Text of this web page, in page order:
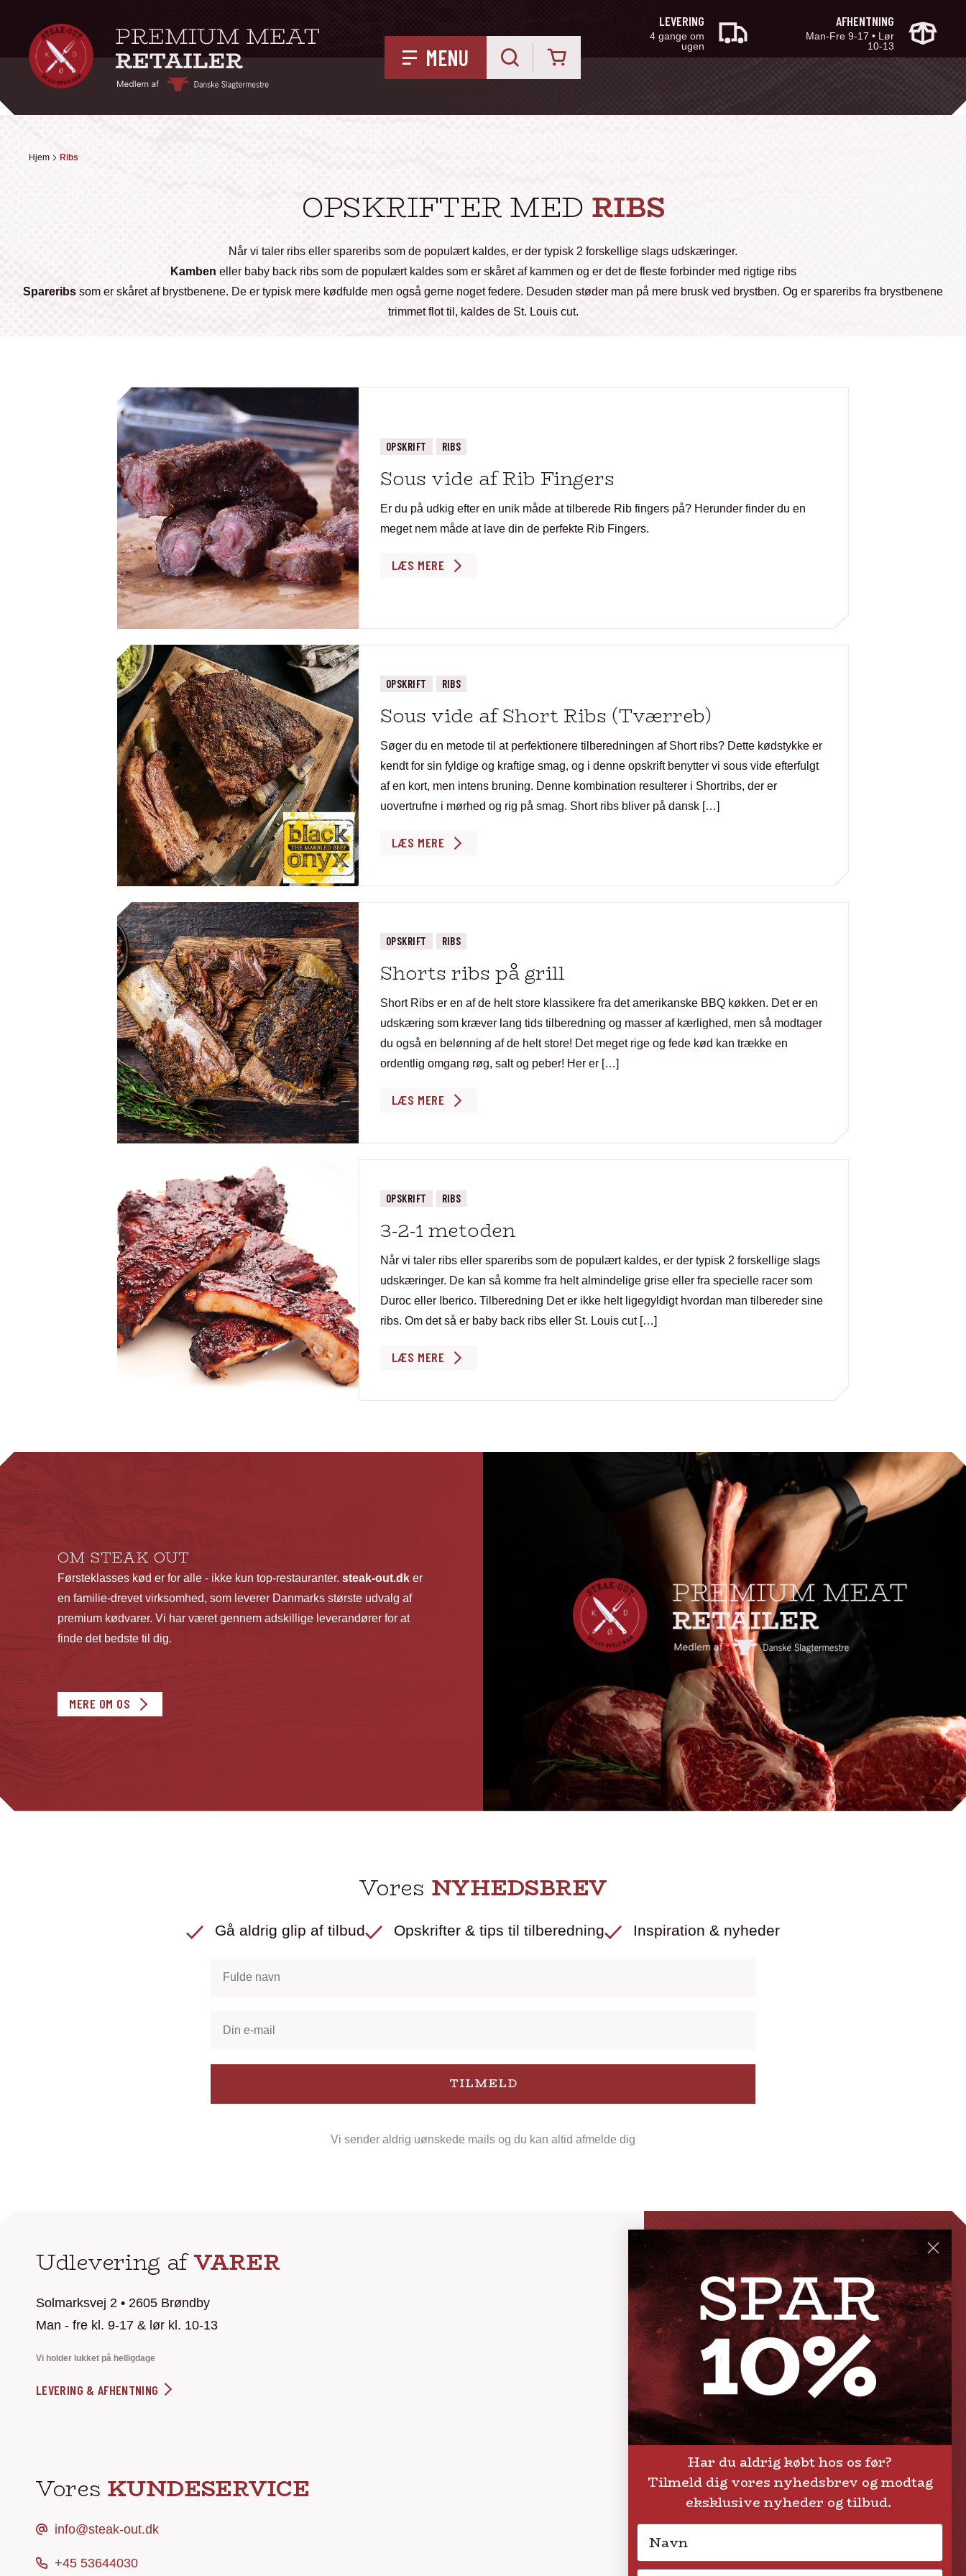
MENU
LEVERING
4 gange om
ugen
AFHENTNING
Man-Fre 9-17 • Lør
10-13
Hjem Ribs
OPSKRIFTER MED RIBS
Når vi taler ribs eller spareribs som de populært kaldes, er der typisk 2 forskellige slags udskæringer.
Kamben eller baby back ribs som de populært kaldes som er skåret af kammen og er det de fleste forbinder med rigtige ribs
Spareribs som er skåret af brystbenene. De er typisk mere kødfulde men også gerne noget federe. Desuden støder man på mere brusk ved brystben. Og er spareribs fra brystbenene
trimmet flot til, kaldes de St. Louis cut.
OPSKRIFT RIBS
Sous vide af Rib Fingers
Er du på udkig efter en unik måde at tilberede Rib fingers på? Herunder finder du en
meget nem måde at lave din de perfekte Rib Fingers.
LÆS MERE
OPSKRIFT RIBS
Sous vide af Short Ribs (Tværreb)
Søger du en metode til at perfektionere tilberedningen af Short ribs? Dette kødstykke er
kendt for sin fyldige og kraftige smag, og i denne opskrift benytter vi sous vide efterfulgt
af en kort, men intens bruning. Denne kombination resulterer i Shortribs, der er
uovertrufne i mørhed og rig på smag. Short ribs bliver på dansk […]
LÆS MERE
OPSKRIFT RIBS
Shorts ribs på grill
Short Ribs er en af de helt store klassikere fra det amerikanske BBQ køkken. Det er en
udskæring som kræver lang tids tilberedning og masser af kærlighed, men så modtager
du også en belønning af de helt store! Det meget rige og fede kød kan trække en
ordentlig omgang røg, salt og peber! Her er […]
LÆS MERE
OPSKRIFT RIBS
3-2-1 metoden
Når vi taler ribs eller spareribs som de populært kaldes, er der typisk 2 forskellige slags
udskæringer. De kan så komme fra helt almindelige grise eller fra specielle racer som
Duroc eller Iberico. Tilberedning Det er ikke helt ligegyldigt hvordan man tilbereder sine
ribs. Om det så er baby back ribs eller St. Louis cut […]
LÆS MERE
OM STEAK OUT
Førsteklasses kød er for alle - ikke kun top-restauranter. steak-out.dk er
en familie-drevet virksomhed, som leverer Danmarks største udvalg af
premium kødvarer. Vi har været gennem adskillige leverandører for at
finde det bedste til dig.
MERE OM OS
Vores NYHEDSBREV
Gå aldrig glip af tilbud Opskrifter & tips til tilberedning Inspiration & nyheder
TILMELD
Vi sender aldrig uønskede mails og du kan altid afmelde dig
Udlevering afVARER
Solmarksvej 2 • 2605 Brøndby
Man - fre kl. 9-17 & lør kl. 10-13
Vi holder lukket på helligdage
LEVERING & AFHENTNING
Vores KUNDESERVICE
info@steak-out.dk
+45 53644030
GENVEJE
Handelsbetingelser
FAQ
Levering eller afhentning
Om Steak-out.dk
Persondatapolitik
Har du aldrig købt hos os før?
Tilmeld dig vores nyhedsbrev og modtag
eksklusive nyheder og tilbud.
Navn